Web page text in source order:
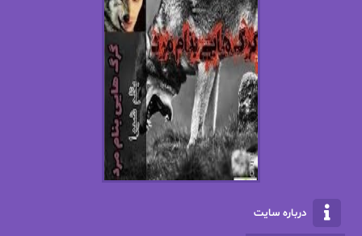
اصغر زاده
اکرم محمدی
الف صاد
الکساندر دوما
الناز پاکپور‌
الناز محمدی
درباره سایت